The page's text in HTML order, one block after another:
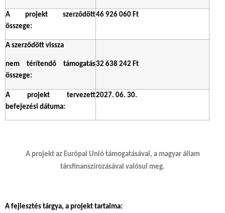
A projekt szerződött
összege:
46 926 060 Ft
A szerződött vissza
nem térítendő támogatás
összege:
32 638 242 Ft
A projekt tervezett
befejezési dátuma:
2027. 06. 30.
A projekt az Európai Unió támogatásával, a magyar állam
társfinanszírozásával valósul meg.
A fejlesztés tárgya, a projekt tartalma: